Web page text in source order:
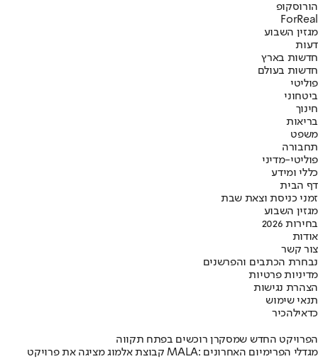
הורוסקופ
ForReal
מגזין השבוע
דעות
חדשות בארץ
חדשות בעולם
פוליטי
ביטחוני
חינוך
בריאות
משפט
תחבורה
פוליטי-מדיני
כללי ומידע
דף הבית
זמני כניסת וצאת שבת
מגזין השבוע
בחירות 2026
אודות
צור קשר
נבחרת הכתבים והפרשנים
מדיניות פרטיות
הצהרת נגישות
תנאי שימוש
כדאילהכיר
הפרויקט החדש שמסקרן רוכשים בפתח תקווה
קבוצת אלמוג מציגה את פרויקט MALA: מגדלי הפרימיום האחרונים